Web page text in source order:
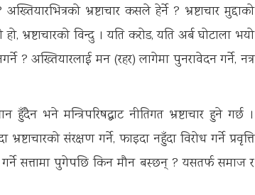
भ्रष्टाचार कसले हेर्ने ? भ्रष्टाचार मुद्दाको
विन्दु । यति करोड, यति अर्ब घोटाला भयो
? अख्तियारलाई मन (रहर) लागेमा पुनरावेदन गर्ने, नत्र
भने मन्त्रिपरिषद्बाट नीतिगत भ्रष्टाचार हुने गर्छ ।
संरक्षण गर्ने, फाइदा नहुँदा विरोध गर्ने प्रवृत्ति
गर्ने सत्तामा पुगेपछि किन मौन बस्छन् ? यसतर्फ समाज र